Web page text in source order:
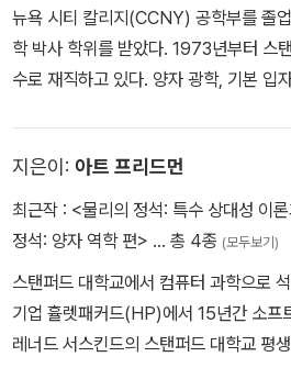
뉴욕 시티 칼리지(CCNY) 공학부를 졸
학 박사 학위를 받았다. 1973년부터 스
수로 재직하고 있다. 양자 광학, 기본 입자 물리학, 우주론 등 이론 물
생성, 블랙홀 상보성 원리, 홀로그래피
든 여러 개념을 발견해 내기도 냈다. 미
학술원(AAAS) 회원이며, 세계 최고의 이
라 고등 과학원(KIAS)의 석좌 교수로
『우주의 풍경』, 『블랙홀 전쟁』, 『물리의
정석: 양자 역학 편』, 『물리의 정석: 특
지은이: 아트 프리드먼
최근작 : <물리의 정석: 특수 상대성 이
정석: 양자 역학 편> … 총 4종 (모두보기)
스탠퍼드 대학교에서 컴퓨터 과학으로
기업 휼렛패커드(HP)에서 15년간 소프
레너드 서스킨드의 스탠퍼드 대학교 평